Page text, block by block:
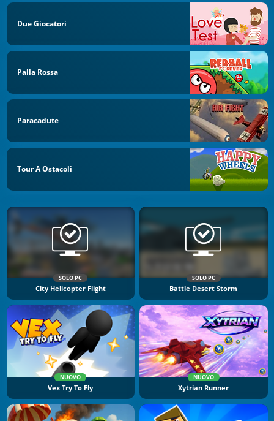
Due Giocatori
Palla Rossa
Paracadute
Tour A Ostacoli
SOLO PC
City Helicopter Flight
SOLO PC
Battle Desert Storm
NUOVO
Vex Try To Fly
NUOVO
Xytrian Runner